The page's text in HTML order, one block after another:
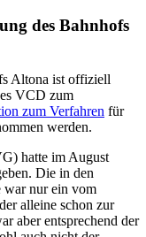
des Bahnhofs
Altona ist offiziell
VCD zum
zum Verfahren für
werden.
hatte im August
Die in den
war nur ein vom
alleine schon zur
aber entsprechend der